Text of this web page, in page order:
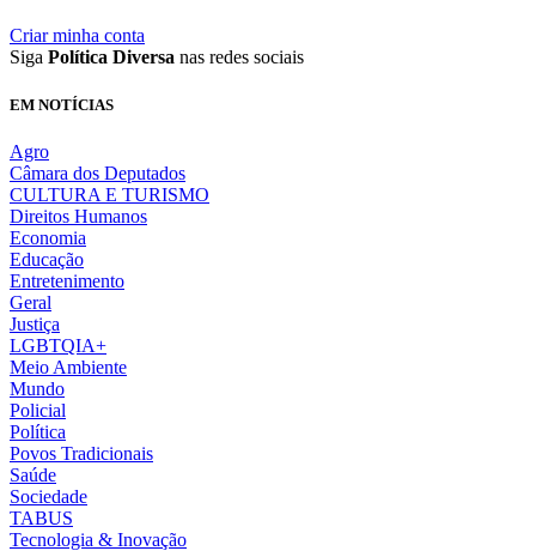
Criar minha conta
Siga Política Diversa nas redes sociais
EM NOTÍCIAS
Agro
Câmara dos Deputados
CULTURA E TURISMO
Direitos Humanos
Economia
Educação
Entretenimento
Geral
Justiça
LGBTQIA+
Meio Ambiente
Mundo
Policial
Política
Povos Tradicionais
Saúde
Sociedade
TABUS
Tecnologia & Inovação